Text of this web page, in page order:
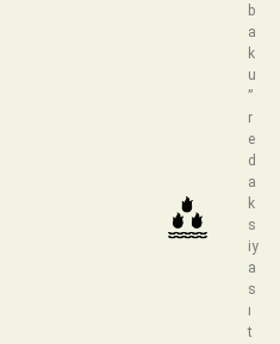
b
a
k
u
”
r
e
d
a
k
s
iy
a
s
ı
t